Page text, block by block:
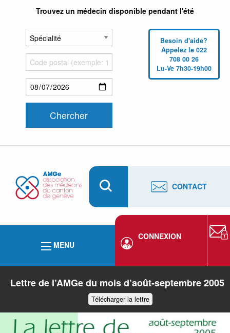
Trouvez un médecin disponible pendant l'été
Besoin d'aide?
Appelez le 022
708 00 26
Lu-Ve 7h30-19h00
CONTACT
MENU
CONNEXION
Lettre de l’AMGe du mois d’août-septembre 2005
Télécharger la lettre